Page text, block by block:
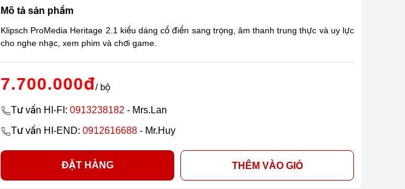
Mô tả sản phẩm
Klipsch ProMedia Heritage 2.1 kiểu dáng cổ điển sang trọng, âm thanh trung thực và uy lực
cho nghe nhạc, xem phim và chơi game.
7.700.000đ/ bộ
Tư vấn HI-FI: 0913238182 - Mrs.Lan
Tư vấn HI-END: 0912616688 - Mr.Huy
ĐẶT HÀNG THÊM VÀO GIỎ